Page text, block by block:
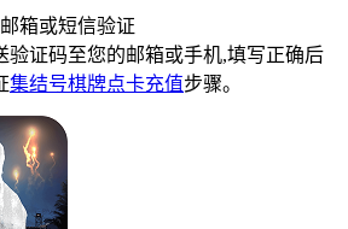
箱或短信验证
验证码至您的邮箱或手机,填写正确后
集结号棋牌点卡充值步骤。